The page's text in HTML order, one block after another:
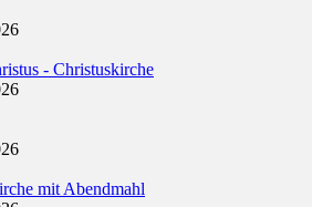
- Christuskirche
mit Abendmahl